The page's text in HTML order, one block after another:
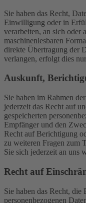
Sie haben das Recht,
Einwilligung oder in
verarbeiten, an sich oder
maschinenlesbaren
direkte Übertragung der
verlangen, erfolgt dies
Auskunft,
Sie haben im Rahmen
jederzeit das Recht auf
gespeicherten
Empfänger und den
Recht auf Berichtigung
zu weiteren Fragen zum
Sie sich jederzeit an uns
Recht auf
Sie haben das Recht,
personenbezogenen